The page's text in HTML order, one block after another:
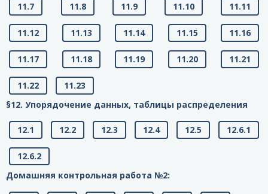
11.7 11.8 11.9 11.10 11.11
11.12 11.13 11.14 11.15 11.16
11.17 11.18 11.19 11.20 11.21
11.22
11.23
§12. Упорядочение данных, таблицы распределения
12.1 12.2 12.3 12.4 12.5 12.6.1
12.6.2
Домашняя контрольная работа №2: